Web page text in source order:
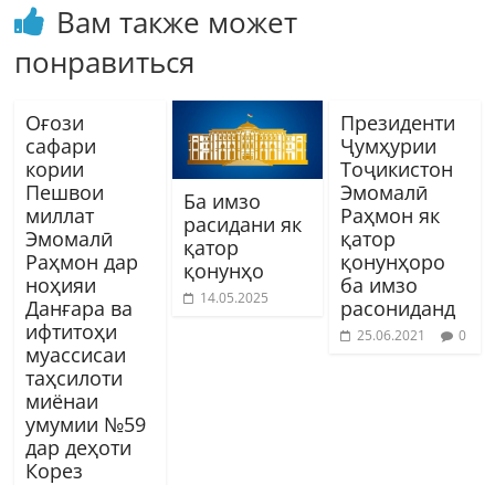
Вам также может
понравиться
Оғози
сафари
кории
Пешвои
миллат
Эмомалӣ
Раҳмон дар
ноҳияи
Данғара ва
ифтитоҳи
муассисаи
таҳсилоти
миёнаи
умумии №59
дар деҳоти
Корез
Ба имзо
расидани як
қатор
қонунҳо
14.05.2025
Президенти
Ҷумҳурии
Тоҷикистон
Эмомалӣ
Раҳмон як
қатор
қонунҳоро
ба имзо
расониданд
25.06.2021 0